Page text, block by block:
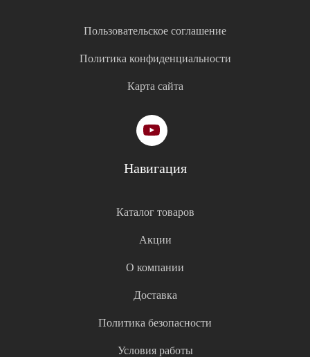
Пользовательское соглашение
Политика конфиденциальности
Карта сайта
Навигация
Каталог товаров
Акции
О компании
Доставка
Политика безопасности
Условия работы